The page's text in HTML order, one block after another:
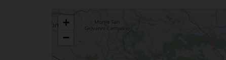
Stazioni Quaresimali - Cammino penitenziale verso la
delle Grazie, Capriati a Volturno
+
−